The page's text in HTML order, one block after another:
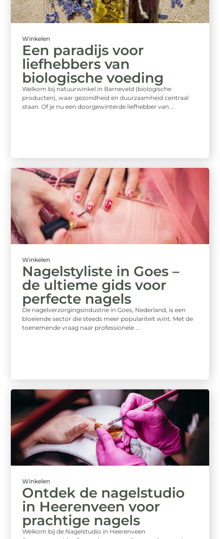
Winkelen
Een paradijs voor
liefhebbers van
biologische voeding
Welkom bij natuurwinkel in Barneveld (biologische
producten), waar gezondheid en duurzaamheid centraal
staan. Of je nu een doorgewinterde liefhebber van ...
Winkelen
Nagelstyliste in Goes –
de ultieme gids voor
perfecte nagels
De nagelverzorgingsindustrie in Goes, Nederland, is een
bloeiende sector die steeds meer populariteit wint. Met de
toenemende vraag naar professionele ...
Winkelen
Ontdek de nagelstudio
in Heerenveen voor
prachtige nagels
Welkom bij de Nagelstudio in Heerenveen